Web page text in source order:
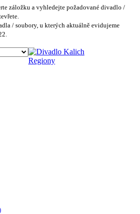
záložku a vyhledejte požadované divadlo /
/ soubory, u kterých aktuálně evidujeme
Regiony